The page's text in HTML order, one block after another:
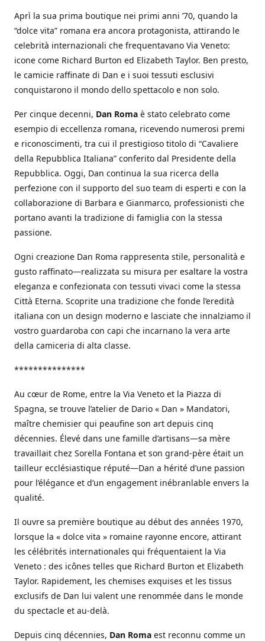
Aprì la sua prima boutique nei primi anni ’70, quando la
“dolce vita” romana era ancora protagonista, attirando le
celebrità internazionali che frequentavano Via Veneto:
icone come Richard Burton ed Elizabeth Taylor. Ben presto,
le camicie raffinate di Dan e i suoi tessuti esclusivi
conquistarono il mondo dello spettacolo e non solo.
Per cinque decenni, Dan Roma è stato celebrato come
esempio di eccellenza romana, ricevendo numerosi premi
e riconoscimenti, tra cui il prestigioso titolo di “Cavaliere
della Repubblica Italiana” conferito dal Presidente della
Repubblica. Oggi, Dan continua la sua ricerca della
perfezione con il supporto del suo team di esperti e con la
collaborazione di Barbara e Gianmarco, professionisti che
portano avanti la tradizione di famiglia con la stessa
passione.
Ogni creazione Dan Roma rappresenta stile, personalità e
gusto raffinato—realizzata su misura per esaltare la vostra
eleganza e confezionata con tessuti vivaci come la stessa
Città Eterna. Scoprite una tradizione che fonde l’eredità
italiana con un design moderno e lasciate che innalziamo il
vostro guardaroba con capi che incarnano la vera arte
della camiceria di alta classe.
***************
Au cœur de Rome, entre la Via Veneto et la Piazza di
Spagna, se trouve l’atelier de Dario « Dan » Mandatori,
maître chemisier qui peaufine son art depuis cinq
décennies. Élevé dans une famille d’artisans—sa mère
travaillait chez Sorella Fontana et son grand-père était un
tailleur ecclésiastique réputé—Dan a hérité d’une passion
pour l’élégance et d’un engagement inébranlable envers la
qualité.
Il ouvre sa première boutique au début des années 1970,
lorsque la « dolce vita » romaine rayonne encore, attirant
les célébrités internationales qui fréquentaient la Via
Veneto : des icônes telles que Richard Burton et Elizabeth
Taylor. Rapidement, les chemises exquises et les tissus
exclusifs de Dan lui valent une renommée dans le monde
du spectacle et au-delà.
Depuis cinq décennies, Dan Roma est reconnu comme un